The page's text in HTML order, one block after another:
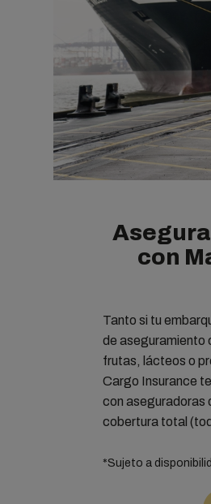
con
Tanto si tu
de aseguramiento
frutas, lácteos o
Cargo Insurance
con aseguradoras
cobertura total
*Sujeto a